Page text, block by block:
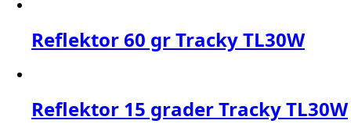
Reflektor 60 gr Tracky TL30W
Reflektor 15 grader Tracky TL30W